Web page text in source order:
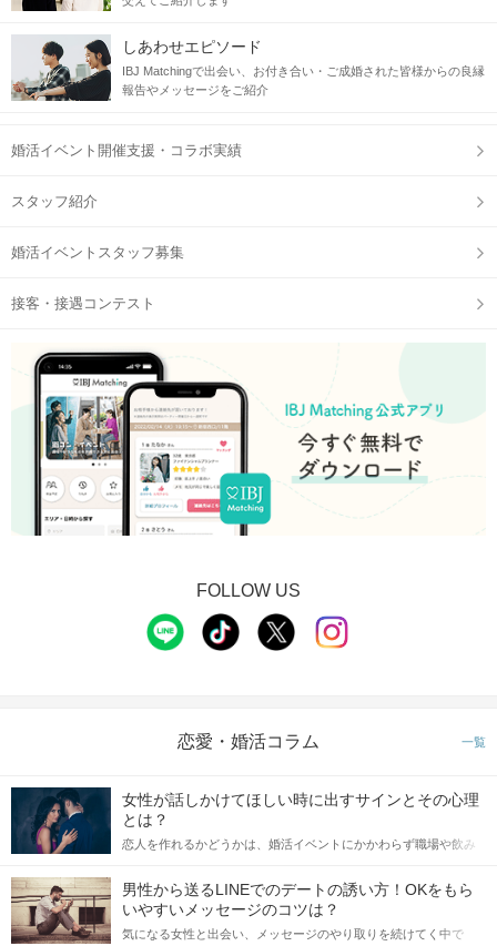
しあわせエピソード
IBJ Matchingで出会い、お付き合い・ご成婚された皆様からの良縁
報告やメッセージをご紹介
婚活イベント開催支援・コラボ実績
スタッフ紹介
婚活イベントスタッフ募集
接客・接遇コンテスト
FOLLOW US
恋愛・婚活コラム 一覧
女性が話しかけてほしい時に出すサインとその心理
とは？
恋人を作れるかどうかは、婚活イベントにかかわらず職場や飲み
てアプローチできるかにも左右されます。 これから恋人作りを本
格的に始めようとしている方は、女性が異性を求めて出すサイン
をしっかりと理解し、正しい行動に移せるかどうかが重要。 この
記事では、女性が話しかけて欲しい時に出すサインとその心理を
男性から送るLINEでのデートの誘い方！OKをもら
いやすいメッセージのコツは？
気になる女性と出会い、メッセージのやり取りを続けてく中で